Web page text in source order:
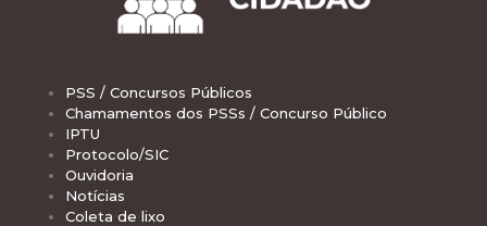
PSS / Concursos Públicos
Chamamentos dos PSSs / Concurso Público
IPTU
Protocolo/SIC
Ouvidoria
Notícias
Coleta de lixo